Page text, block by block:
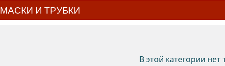
МАСКИ И ТРУБКИ
В этой категории нет